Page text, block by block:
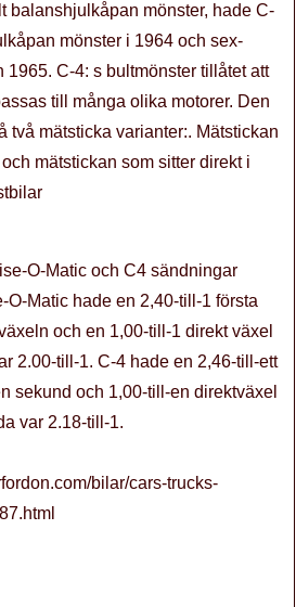
balanshjulkåpan mönster, hade C-
mönster i 1964 och sex-
1965. C-4: s bultmönster tillåtet att
till många olika motorer. Den
två mätsticka varianter:. Mätstickan
mätstickan som sitter direkt i
O-Matic och C4 sändningar
O-Matic hade en 2,40-till-1 första
och en 1,00-till-1 direkt växel
2.00-till-1. C-4 hade en 2,46-till-ett
sekund och 1,00-till-en direktväxel
var 2.18-till-1.
bilar/cars-trucks-